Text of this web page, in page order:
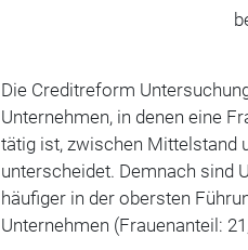
Die Creditreform
Unternehmen, in denen eine
tätig ist, zwischen Mittelstand
unterscheidet. Demnach sind
häufiger in der obersten
Unternehmen (Frauenanteil: